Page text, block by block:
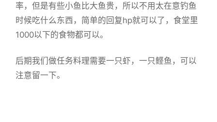
率，但是有些小鱼比大鱼贵，所以不用太在意钓鱼
时候吃什么东西，简单的回复hp就可以了，食堂里
1000以下的食物都可以。
后期我们做任务料理需要一只虾，一只鲣鱼，可以
注意留一下。